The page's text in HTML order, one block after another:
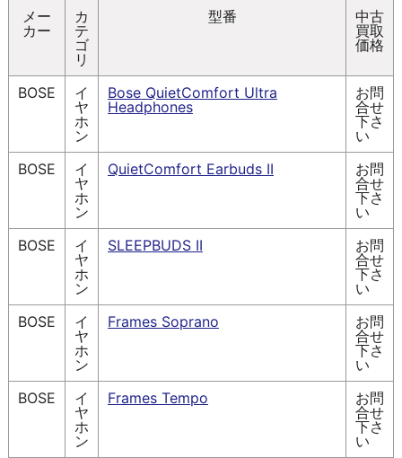
メー
カー
カ
テ
ゴ
リ
型番
中古
買取
価格
BOSE
イ
ヤ
ホ
ン
Bose QuietComfort Ultra
Headphones
お問
合せ
下さ
い
BOSE
イ
ヤ
ホ
ン
QuietComfort Earbuds II
お問
合せ
下さ
い
BOSE
イ
ヤ
ホ
ン
SLEEPBUDS II
お問
合せ
下さ
い
BOSE
イ
ヤ
ホ
ン
Frames Soprano
お問
合せ
下さ
い
BOSE
イ
ヤ
ホ
ン
Frames Tempo
お問
合せ
下さ
い